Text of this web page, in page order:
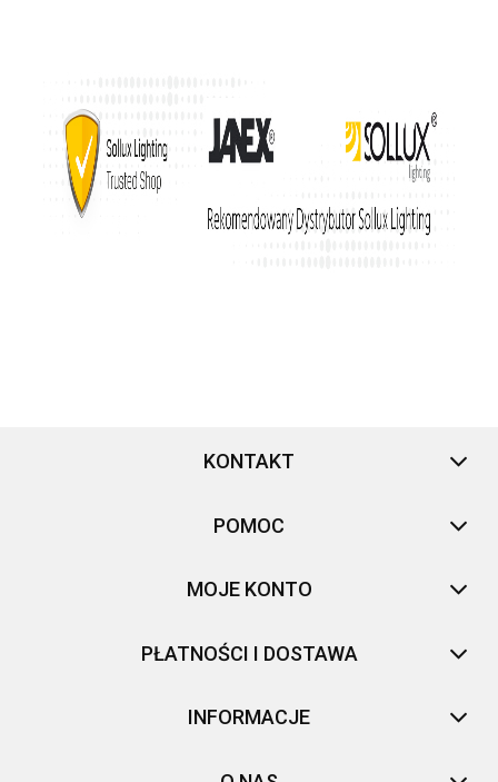
KONTAKT
POMOC
MOJE KONTO
PŁATNOŚCI I DOSTAWA
INFORMACJE